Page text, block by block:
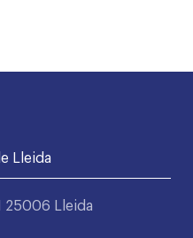
Lleida
25006 Lleida